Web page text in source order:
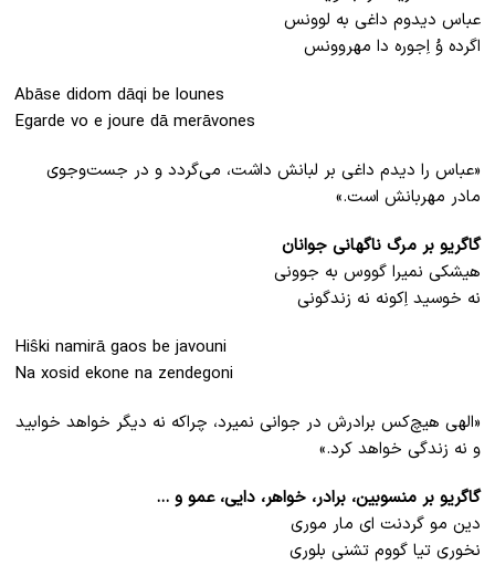
عباس دیدوم داغی به لوونس
اگرده وُ اِجوره دا مهروونس
Abāse didom dāqi be lounes
Egarde vo e joure dā merāvones
«عباس را دیدم داغی بر لبانش داشت، می‌گردد و در جست‌وجوی
مادر مهربانش است.»
گاگریو بر مرگ ناگهانی جوانان
هیشکی نمیرا گووس به جوونی
نه خوسید اِکونه نه زندگونی
Hiŝki namirā gaos be javouni
Na xosid ekone na zendegoni
«الهی هیچ‌کس برادرش در جوانی نمیرد، چراکه نه دیگر خواهد خوابید
و نه زندگی خواهد کرد.»
گاگریو بر منسوبین، برادر، خواهر، دایی، عمو و …
دین مو گردنت ای مار موری
نخوری تیا گووم تشنی بلوری